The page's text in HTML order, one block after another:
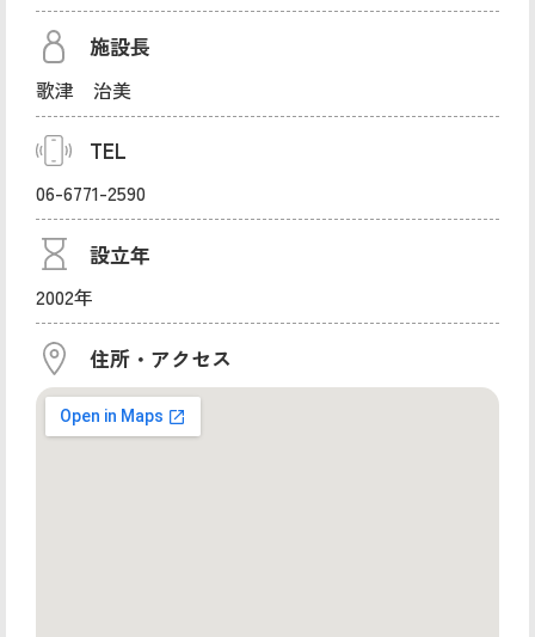
施設長
歌津 治美
TEL
06-6771-2590
設立年
2002年
住所・アクセス